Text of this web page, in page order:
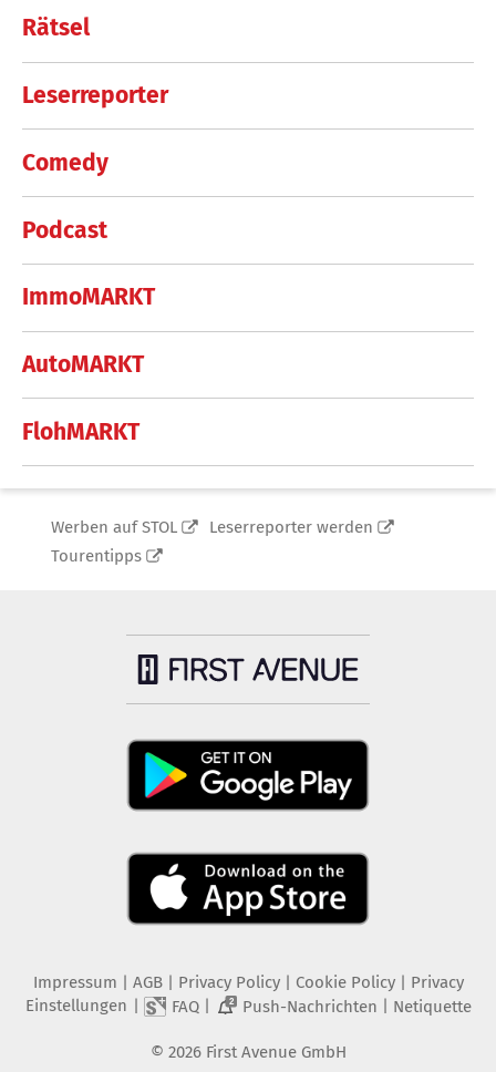
Rätsel
Leserreporter
Comedy
Podcast
ImmoMARKT
AutoMARKT
FlohMARKT
Werben auf STOL
Leserreporter werden
Tourentipps
Impressum | AGB | Privacy Policy| Cookie Policy| Privacy
Einstellungen | FAQ| 2 Push-Nachrichten | Netiquette
© 2026 First Avenue GmbH